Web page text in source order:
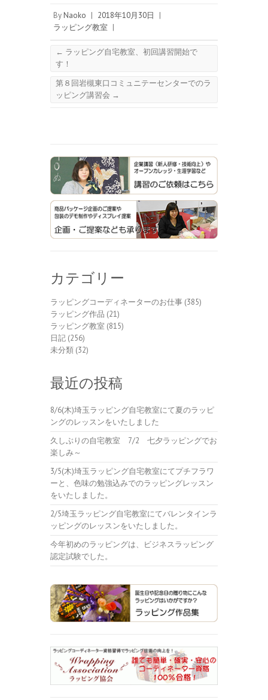
By Naoko | 2018年10月30日
|
ラッピング教室 |
← ラッピング自宅教室、初回講習開始で
す！
第８回岩槻東口コミュニテーセンターでのラ
ッピング講習会 →
カテゴリー
ラッピングコーディネーターのお仕事 (385)
ラッピング作品 (21)
ラッピング教室 (815)
日記 (256)
未分類 (32)
最近の投稿
8/6(木)埼玉ラッピング自宅教室にて夏のラッピ
ングのレッスンをいたしました
久しぶりの自宅教室 7/2 七夕ラッピングでお
楽しみ～
3/5(木)埼玉ラッピング自宅教室にてプチフラワ
ーと、色味の勉強込みでのラッピングレッスン
をいたしました。
2/5埼玉ラッピング自宅教室にてバレンタインラ
ッピングのレッスンをいたしました。
今年初めのラッピングは、ビジネスラッピング
認定試験でした。